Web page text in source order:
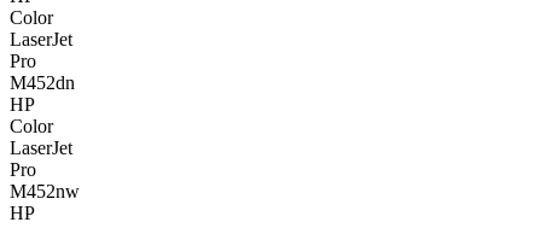
Color
LaserJet
Pro
M452dn
HP
Color
LaserJet
Pro
M452nw
HP